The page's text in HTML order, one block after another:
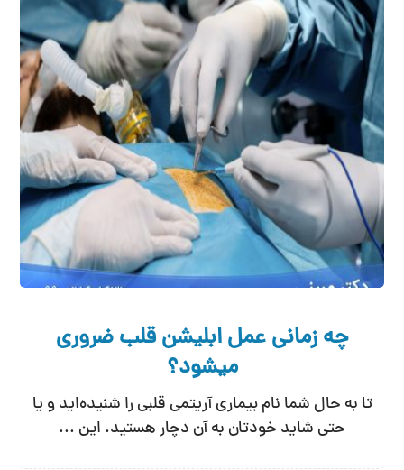
چه زمانی عمل ابلیشن قلب ضروری
میشود؟
تا به حال شما نام بیماری آریتمی قلبی را شنیده‌اید و یا
حتی شاید خودتان به آن دچار هستید. این ...